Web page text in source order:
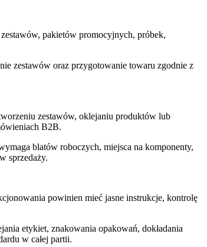
pakietów promocyjnych, próbek,
zestawów oraz przygotowanie towaru zgodnie z
zestawów, oklejaniu produktów lub
B2B.
blatów roboczych, miejsca na komponenty,
sprzedaży.
powinien mieć jasne instrukcje, kontrolę
etykiet, znakowania opakowań, dokładania
w całej partii.